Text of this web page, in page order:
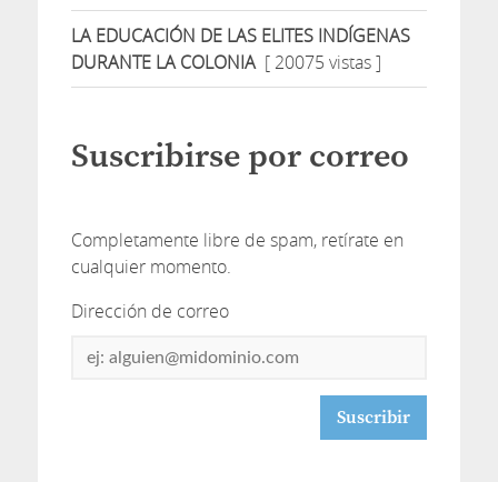
LA EDUCACIÓN DE LAS ELITES INDÍGENAS
DURANTE LA COLONIA[ 20075 vistas ]
Suscribirse por correo
Completamente libre de spam, retírate en
cualquier momento.
Dirección de correo
Dirección